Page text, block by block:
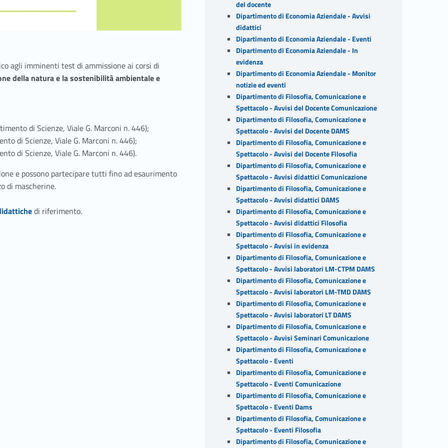
agli imminenti test di ammissione ai corsi di
della natura e la sostenibilità ambientale e
di Scienze, Viale G. Marconi n. 446);
di Scienze, Viale G. Marconi n. 446);
di Scienze, Viale G. Marconi n. 446).
e possono partecipare tutti fino ad esaurimento
di mascherine.
di riferimento.
del docente
Dipartimento di Economia Aziendale - Avvisi
didattici
Dipartimento di Economia Aziendale - Eventi
Dipartimento di Economia Aziendale - In
evidenza
Dipartimento di Economia Aziendale - Monitor
notizie ed eventi
Dipartimento di Filosofia, Comunicazione e
Spettacolo - Avvisi del Docente Comunicazione
Dipartimento di Filosofia, Comunicazione e
Spettacolo - Avvisi del Docente DAMS
Dipartimento di Filosofia, Comunicazione e
Spettacolo - Avvisi del Docente Filosofia
Dipartimento di Filosofia, Comunicazione e
Spettacolo - Avvisi didattici Comunicazione
Dipartimento di Filosofia, Comunicazione e
Spettacolo - Avvisi didattici DAMS
Dipartimento di Filosofia, Comunicazione e
Spettacolo - Avvisi didattici Filosofia
Dipartimento di Filosofia, Comunicazione e
Spettacolo - Avvisi in evidenza
Dipartimento di Filosofia, Comunicazione e
Spettacolo - Avvisi laboratori LM-CTPM DAMS
Dipartimento di Filosofia, Comunicazione e
Spettacolo - Avvisi laboratori LM-TMD DAMS
Dipartimento di Filosofia, Comunicazione e
Spettacolo - Avvisi laboratori LT DAMS
Dipartimento di Filosofia, Comunicazione e
Spettacolo - Avvisi Seminari Comunicazione
Dipartimento di Filosofia, Comunicazione e
Spettacolo - Eventi
Dipartimento di Filosofia, Comunicazione e
Spettacolo - Eventi Comunicazione
Dipartimento di Filosofia, Comunicazione e
Spettacolo - Eventi Dams
Dipartimento di Filosofia, Comunicazione e
Spettacolo - Eventi Filosofia
Dipartimento di Filosofia, Comunicazione e